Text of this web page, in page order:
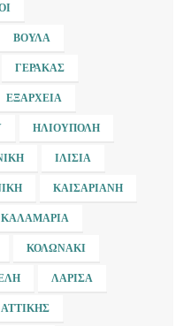
ΒΟΎΛΑ
ΓΈΡΑΚΑΣ
ΕΞΆΡΧΕΙΑ
ΗΛΙΟΎΠΟΛΗ
ΙΛΊΣΙΑ
ΚΑΙΣΑΡΙΑΝΉ
ΚΑΛΑΜΑΡΙΆ
ΚΟΛΩΝΆΚΙ
ΛΆΡΙΣΑ